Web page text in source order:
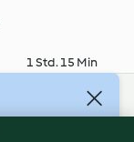
1 Std. 15 Min